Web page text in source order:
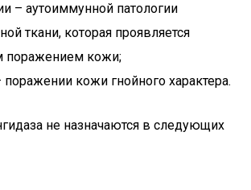
– аутоиммунной патологии
ткани, которая проявляется
поражением кожи;
кожи гнойного характера.
не назначаются в следующих